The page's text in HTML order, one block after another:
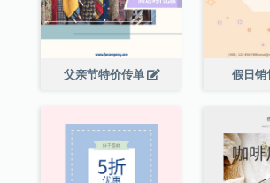
父亲节特价传单 假日